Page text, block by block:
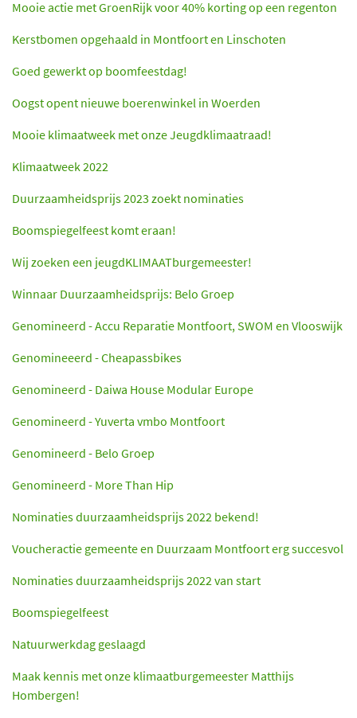
Mooie actie met GroenRijk voor 40% korting op een regenton
Kerstbomen opgehaald in Montfoort en Linschoten
Goed gewerkt op boomfeestdag!
Oogst opent nieuwe boerenwinkel in Woerden
Mooie klimaatweek met onze Jeugdklimaatraad!
Klimaatweek 2022
Duurzaamheidsprijs 2023 zoekt nominaties
Boomspiegelfeest komt eraan!
Wij zoeken een jeugdKLIMAATburgemeester!
Winnaar Duurzaamheidsprijs: Belo Groep
Genomineerd - Accu Reparatie Montfoort, SWOM en Vlooswijk
Genomineeerd - Cheapassbikes
Genomineerd - Daiwa House Modular Europe
Genomineerd - Yuverta vmbo Montfoort
Genomineerd - Belo Groep
Genomineerd - More Than Hip
Nominaties duurzaamheidsprijs 2022 bekend!
Voucheractie gemeente en Duurzaam Montfoort erg succesvol
Nominaties duurzaamheidsprijs 2022 van start
Boomspiegelfeest
Natuurwerkdag geslaagd
Maak kennis met onze klimaatburgemeester Matthijs
Hombergen!